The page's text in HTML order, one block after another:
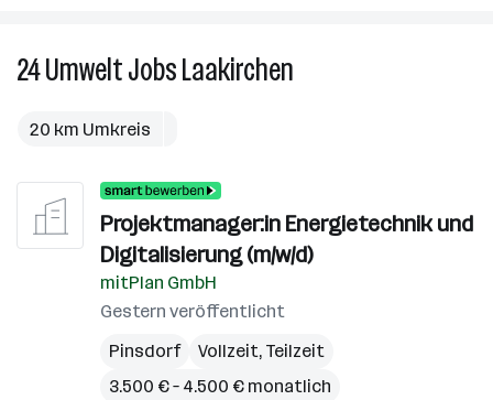
24UmweltJobsLaakirchen
20 km Umkreis
Projektmanager:in Energietechnik und
Digitalisierung (m/w/d)
mitPlan GmbH
Gestern veröffentlicht
Pinsdorf
Vollzeit, Teilzeit
3.500 € – 4.500 € monatlich